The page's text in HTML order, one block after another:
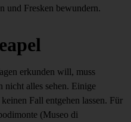
und Fresken bewundern.
erkunden will, muss
nicht alles sehen. Einige
Fall entgehen lassen. Für
(Museo di